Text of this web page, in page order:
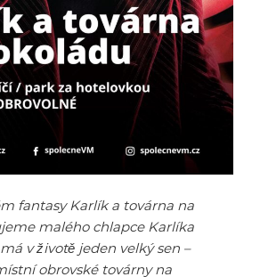
fantasy Karlík a továrna na
malého chlapce Karlíka
v životě jeden velký sen –
obrovské továrny na